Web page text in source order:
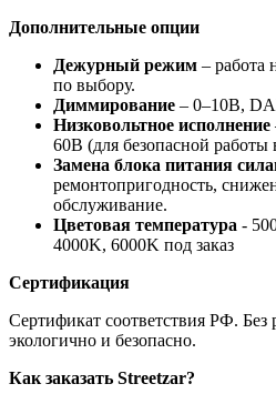
Дополнительные опции
Дежурный режим – работа
по выбору.
Диммирование – 0–10В,
Низковольтное исполнение
60В (для безопасной работы
Замена блока питания
ремонтопригодность,
обслуживание.
Цветовая температура -
4000K, 6000K под заказ
Сертификация
Сертификат соответствия РФ.
экологично и безопасно.
Как заказать Streetzar?